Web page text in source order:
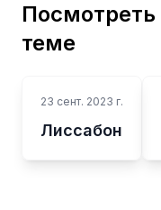
теме
23 сент. 2023 г.
Лиссабон